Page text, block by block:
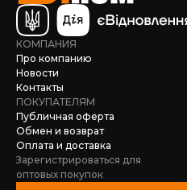
КОМПАНИЯ
Про компанию
Новости
Контакты
ПОКУПАТЕЛЯМ
Публичная оферта
Обмен и возврат
Оплата и доставка
Зарегистрироваться для
оптовых покупок